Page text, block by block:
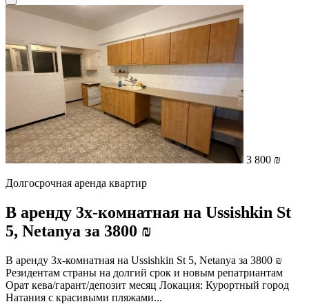
3 800 ₪
Долгосрочная аренда квартир
В аренду 3х-комнатная на Ussishkin St
5, Netanya за 3800 ₪
В аренду 3х-комнатная на Ussishkin St 5, Netanya за 3800 ₪
Резидентам страны на долгий срок и новым репатриантам
Орат кева/гарант/депозит месяц Локация: Курортный город
Натания с красивыми пляжами...